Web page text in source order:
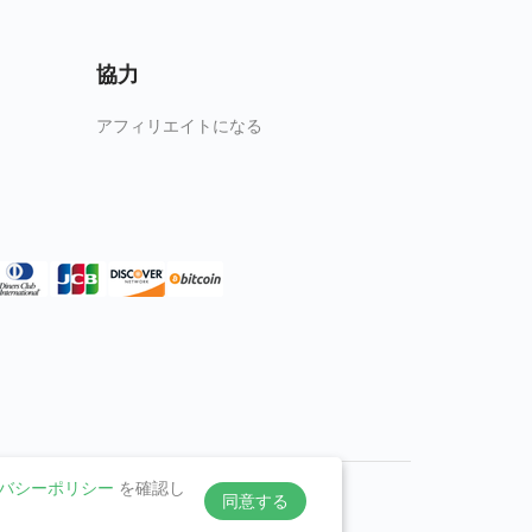
協力
アフィリエイトになる
シーポリシー を確認し
同意する